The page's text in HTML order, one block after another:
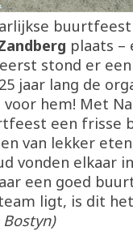
plaats –
stond er
jaar lang de
hem! Met
een frisse
van lekker
vonden elkaar
een goed
ligt, is dit